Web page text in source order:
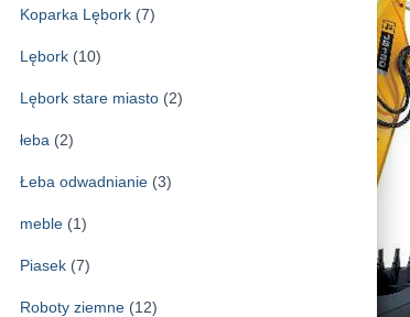
Koparka Lębork(7)
Lębork(10)
Lębork stare miasto(2)
łeba (2)
Łeba odwadnianie(3)
meble(1)
Piasek(7)
Roboty ziemne(12)